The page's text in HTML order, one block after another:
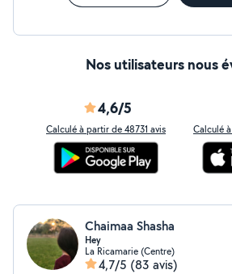
Nos utilisateurs nous
4,6/5
Calculé à partir de 48731 avis Calculé
Chaimaa Shasha
Hey
La Ricamarie (Centre)
4,7/5 (83 avis)